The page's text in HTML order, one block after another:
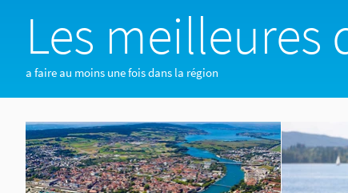
Les meilleures
a faire au moins une fois dans la région